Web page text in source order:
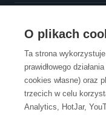
O plikach
Ta strona
prawidłowego
cookies własne) oraz
trzecich w celu
Analytics, HotJar,
OBSŁUGA KLIENTA
KONTAKT